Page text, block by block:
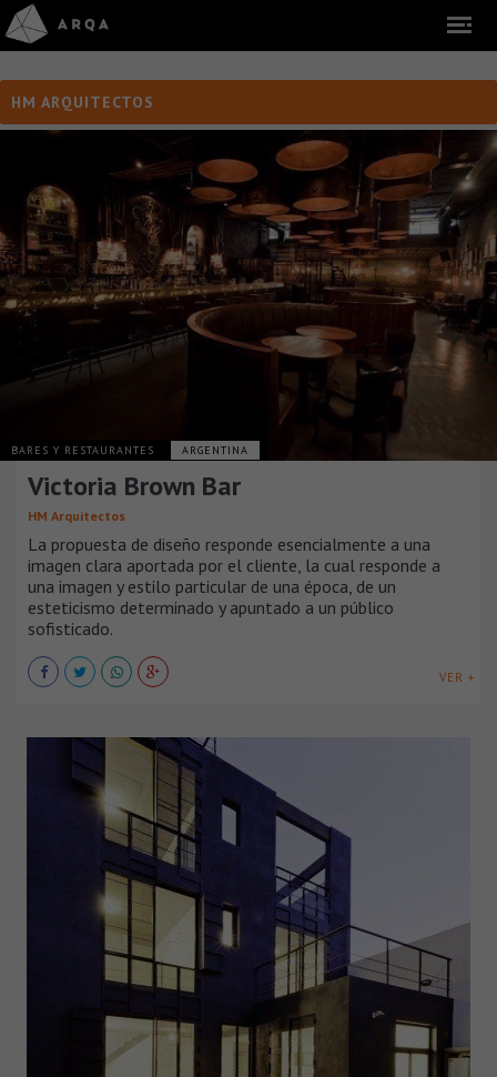
HM ARQUITECTOS
BARES Y RESTAURANTES ARGENTINA
Victoria Brown Bar
HM Arquitectos
La propuesta de diseño responde esencialmente a una
imagen clara aportada por el cliente, la cual responde a
una imagen y estilo particular de una época, de un
esteticismo determinado y apuntado a un público
sofisticado.
VER +